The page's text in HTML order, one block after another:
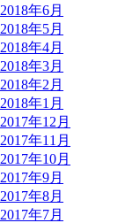
2018年6月
2018年5月
2018年4月
2018年3月
2018年2月
2018年1月
2017年12月
2017年11月
2017年10月
2017年9月
2017年8月
2017年7月